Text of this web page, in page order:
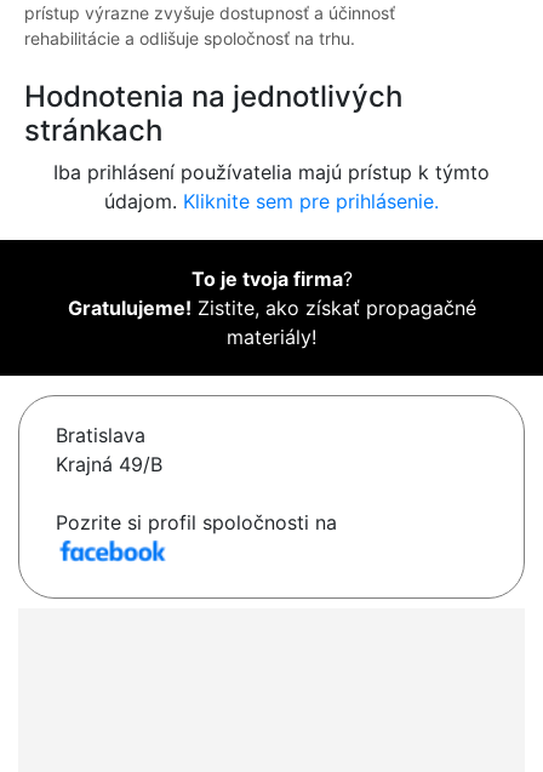
prístup výrazne zvyšuje dostupnosť a účinnosť
rehabilitácie a odlišuje spoločnosť na trhu.
Hodnotenia na jednotlivých
stránkach
Iba prihlásení používatelia majú prístup k týmto
údajom. Kliknite sem pre prihlásenie.
To je tvoja firma?
Gratulujeme! Zistite, ako získať propagačné
materiály!
Bratislava
Krajná 49/B
Pozrite si profil spoločnosti na